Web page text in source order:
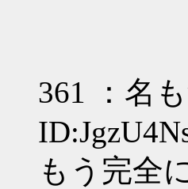
361 ：名
もう完全